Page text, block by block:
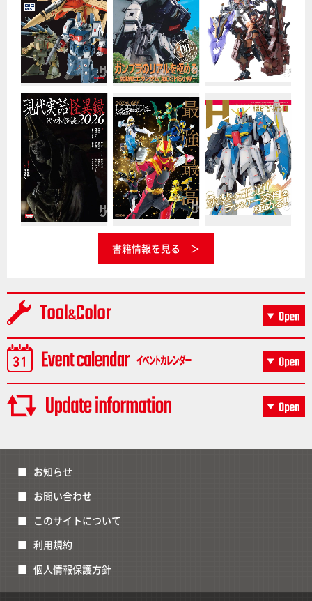
書籍情報を見る
お知らせ
お問い合わせ
このサイトについて
利用規約
個人情報保護方針